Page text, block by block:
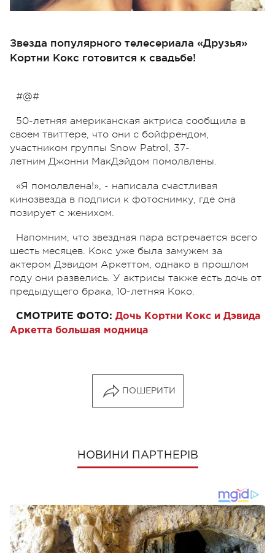
Звезда популярного телесериала «Друзья»
Кортни Кокс готовится к свадьбе!
#@#
50-летняя американская актриса сообщила в
своем твиттере, что они с бойфрендом,
участником группы Snow Patrol, 37-
летним Джонни МакДэйдом помолвлены.
«Я помолвлена!», - написала счастливая
кинозвезда в подписи к фотоснимку, где она
позирует с женихом.
Напомним, что звездная пара встречается всего
шесть месяцев. Кокс уже была замужем за
актером Дэвидом Аркеттом, однако в прошлом
году они развелись. У актрисы также есть дочь от
предыдущего брака, 10-летняя Коко.
СМОТРИТЕ ФОТО: Дочь Кортни Кокс и Дэвида
Аркетта большая модница
ПОШЕРИТИ
НОВИНИ ПАРТНЕРІВ